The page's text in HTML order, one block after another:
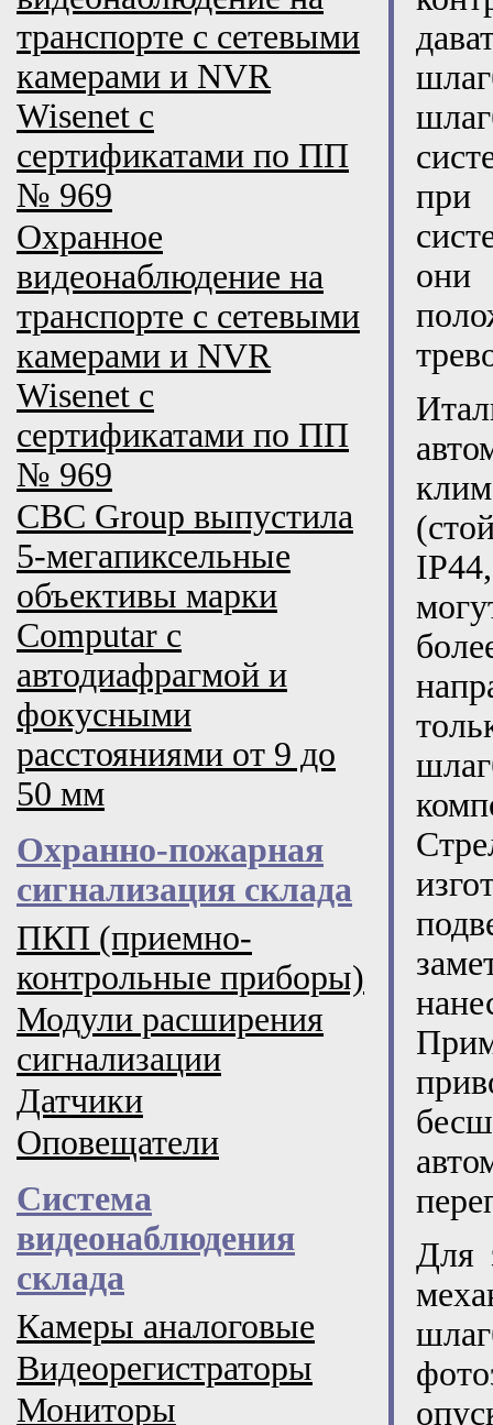
транспорте с сетевыми
камерами и NVR
Wisenet с
сертификатами по ПП
№ 969
Охранное
видеонаблюдение на
транспорте с сетевыми
камерами и NVR
Wisenet с
сертификатами по ПП
№ 969
CBC Group выпустила
5-мегапиксельные
объективы марки
Computar с
автодиафрагмой и
фокусными
расстояниями от 9 до
50 мм
Охранно-пожарная
сигнализация склада
ПКП (приемно-
контрольные приборы)
Модули расширения
сигнализации
Датчики
Оповещатели
Система
видеонаблюдения
склада
Камеры аналоговые
Видеорегистраторы
Мониторы
при
они
Для